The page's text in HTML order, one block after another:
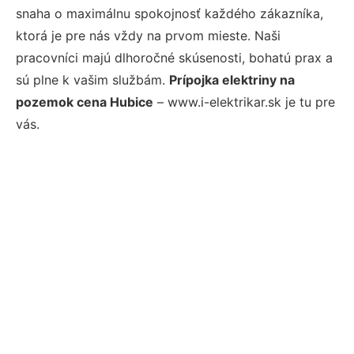
snaha o maximálnu spokojnosť každého zákazníka,
ktorá je pre nás vždy na prvom mieste. Naši
pracovníci majú dlhoročné skúsenosti, bohatú prax a
sú plne k vašim službám. Prípojka elektriny na
pozemok cena Hubice – www.i-elektrikar.sk je tu pre
vás.